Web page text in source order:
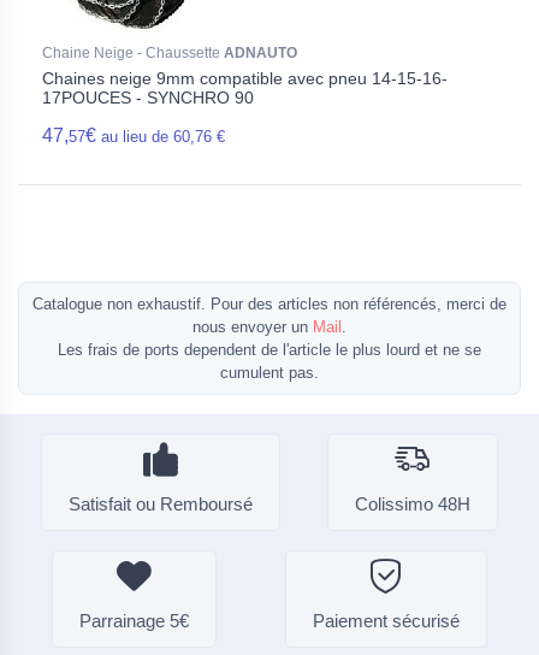
Chaine Neige - Chaussette ADNAUTO
Chaines neige 9mm compatible avec pneu 14-15-16-
17POUCES - SYNCHRO 90
47,57€ au lieu de 60,76 €
Catalogue non exhaustif. Pour des articles non référencés, merci de
nous envoyer un Mail .
Les frais de ports dependent de l'article le plus lourd et ne se
cumulent pas.
Satisfait ou Remboursé Colissimo 48H
Parrainage 5€ Paiement sécurisé